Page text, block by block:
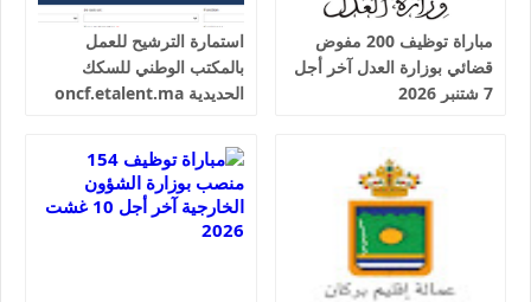
مباراة توظيف 200 مفوض
قضائي بوزارة العدل آخر أجل
7 شتنبر 2026
استمارة الترشيح للعمل
بالمكتب الوطني للسكك
الحديدية oncf.etalent.ma